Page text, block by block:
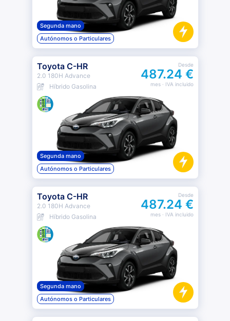
Segunda mano
Autónomos o Particulares
Toyota C-HR
2.0 180H Advance
Híbrido Gasolina
Desde
487.24 €
mes· IVA incluido
Segunda mano
Autónomos o Particulares
Toyota C-HR
2.0 180H Advance
Híbrido Gasolina
Desde
487.24 €
mes· IVA incluido
Segunda mano
Autónomos o Particulares